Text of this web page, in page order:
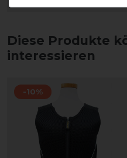
Diese Produkte
interessieren
-10%